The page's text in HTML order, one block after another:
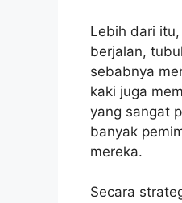
Lebih dari
berjalan,
sebabnya
kaki juga
yang sangat
banyak
mereka.
Secara